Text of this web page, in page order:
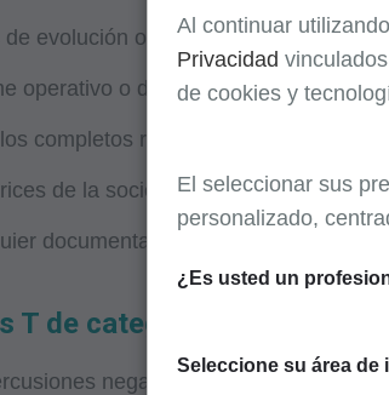
de evolución o de consulta del servicio
operativo o de procedimiento, si
completos revisados por pares
de la sociedad
documentación adicional que
T de categoría III de CPT
negativas en sus
Al continuar
Privacidad
de cookies y
El seleccionar sus
personalizado,
¿Es usted un
Seleccione su área de